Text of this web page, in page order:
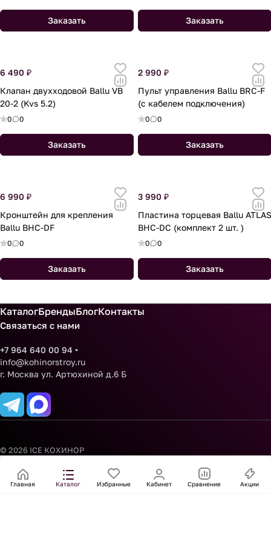
Заказать Заказать
6 490 ₽
Клапан двухходовой Ballu VB
20-2 (Kvs 5.2)
0 0
Заказать
2 990 ₽
Пульт управления Ballu BRC-F
(с кабелем подключения)
0 0
Заказать
6 990 ₽
Кронштейн для крепления
Ballu BHC-DF
0 0
Заказать
3 990 ₽
Пластина торцевая Ballu ATLAS
BHC-DC (комплект 2 шт. )
0 0
Заказать
КаталогБрендыБлогКонтакты
Связаться с нами
+7 964 640 00 94
info@kohinorstroy.ru
г. Москва ул. Артюхиной д.6 Б
© 2026 ICE КОХИНОР
Главная Каталог Избранные Кабинет Сравнение Акции